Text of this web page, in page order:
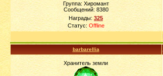
Группа: Хиромант
Сообщений: 8380
Награды:325
Статус: Offline
barbarellia
Хранитель земли